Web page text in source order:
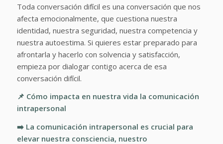
Toda conversación difícil es una conversación que nos
afecta emocionalmente, que cuestiona nuestra
identidad, nuestra seguridad, nuestra competencia y
nuestra autoestima. Si quieres estar preparado para
afrontarla y hacerlo con solvencia y satisfacción,
empieza por dialogar contigo acerca de esa
conversación difícil.
📌 Cómo impacta en nuestra vida la comunicación
intrapersonal
➡️ La comunicación intrapersonal es crucial para
elevar nuestra consciencia, nuestro